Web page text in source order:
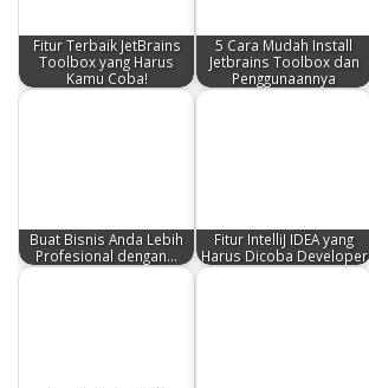
Fitur Terbaik JetBrains
Toolbox yang Harus
Kamu Coba!
5 Cara Mudah Install
Jetbrains Toolbox dan
Penggunaannya
Buat Bisnis Anda Lebih
Profesional dengan…
Fitur IntelliJ IDEA yang
Harus Dicoba Developer